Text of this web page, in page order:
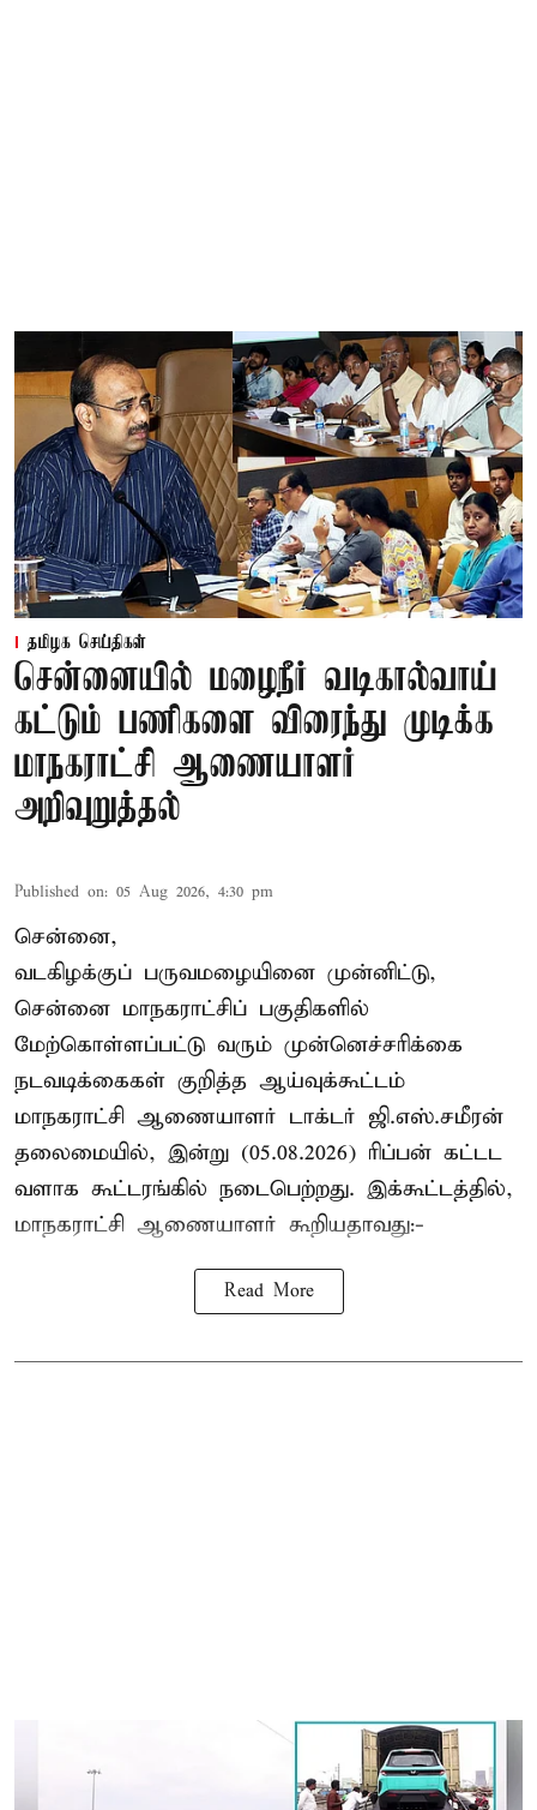
தமிழக செய்திகள்
சென்னையில் மழைநீர் வடிகால்வாய்
கட்டும் பணிகளை விரைந்து முடிக்க
மாநகராட்சி ஆணையாளர்
அறிவுறுத்தல்
Published on: 05 Aug 2026, 4:30 pm
சென்னை,
வடகிழக்குப் பருவமழையினை முன்னிட்டு,
சென்னை மாநகராட்சிப் பகுதிகளில்
மேற்கொள்ளப்பட்டு வரும் முன்னெச்சரிக்கை
நடவடிக்கைகள் குறித்த ஆய்வுக்கூட்டம்
மாநகராட்சி ஆணையாளர் டாக்டர் ஜி.எஸ்.சமீரன்
தலைமையில், இன்று (05.08.2026) ரிப்பன் கட்டட
வளாக கூட்டரங்கில் நடைபெற்றது. இக்கூட்டத்தில்,
மாநகராட்சி ஆணையாளர் கூறியதாவது:-
Read More